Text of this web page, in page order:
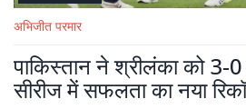
अभिजीत परमार
पाकिस्तान ने श्रीलंका को 3-
सीरीज में सफलता का नया